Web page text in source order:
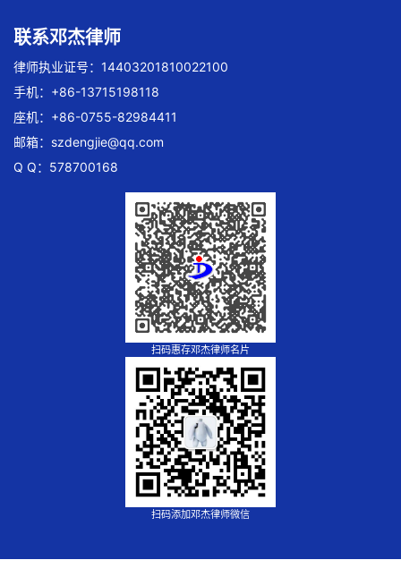
联系邓杰律师
律师执业证号：14403201810022100
手机：+86-13715198118
座机：+86-0755-82984411
邮箱： szdengjie@qq.com
Q Q：578700168
扫码惠存邓杰律师名片
扫码添加邓杰律师微信